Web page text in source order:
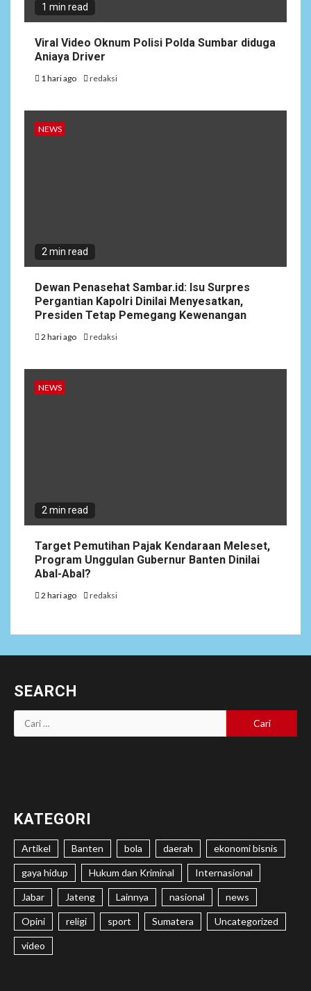
1 min read
Viral Video Oknum Polisi Polda Sumbar diduga
Aniaya Driver
1 hari ago redaksi
NEWS
2 min read
Dewan Penasehat Sambar.id: Isu Surpres
Pergantian Kapolri Dinilai Menyesatkan,
Presiden Tetap Pemegang Kewenangan
2 hari ago redaksi
NEWS
2 min read
Target Pemutihan Pajak Kendaraan Meleset,
Program Unggulan Gubernur Banten Dinilai
Abal-Abal?
2 hari ago redaksi
SEARCH
Cari
untuk:
KATEGORI
Artikel Banten bola daerah ekonomi bisnis
gaya hidup Hukum dan Kriminal Internasional
Jabar Jateng Lainnya nasional news
Opini religi sport Sumatera Uncategorized
video